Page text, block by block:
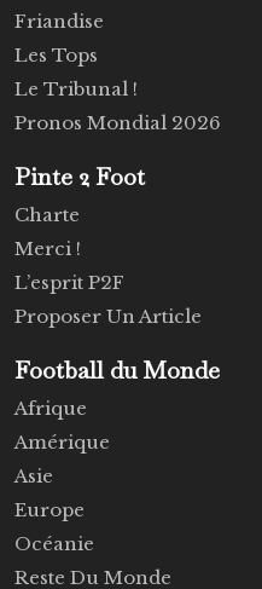
Friandise
Les Tops
Le Tribunal !
Pronos Mondial 2026
Pinte 2 Foot
Charte
Merci !
L’esprit P2F
Proposer Un Article
Football du Monde
Afrique
Amérique
Asie
Europe
Océanie
Reste Du Monde